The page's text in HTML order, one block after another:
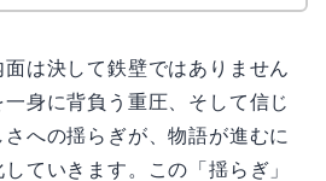
は決して鉄壁ではありません
身に背負う重圧、そして信じ
への揺らぎが、物語が進むに
ていきます。この「揺らぎ」